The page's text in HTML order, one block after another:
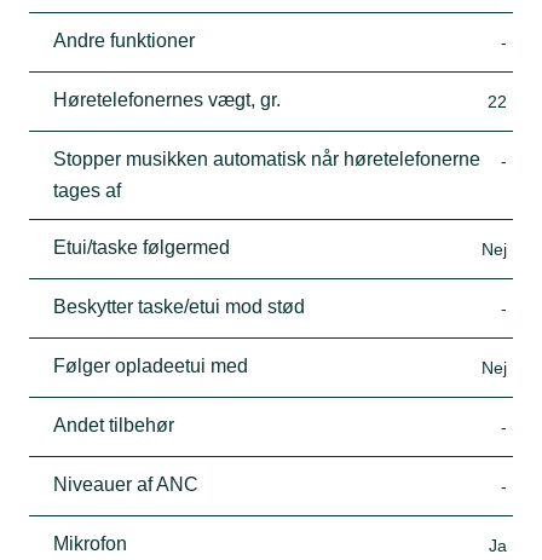
Andre funktioner -
Høretelefonernes vægt, gr. 22
Stopper musikken automatisk når høretelefonerne
tages af
-
Etui/taske følgermed Nej
Beskytter taske/etui mod stød -
Følger opladeetui med Nej
Andet tilbehør -
Niveauer af ANC -
Mikrofon Ja